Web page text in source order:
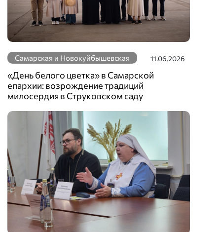
Самарская и Новокуйбышевская 11.06.2026
«День белого цветка» в Самарской
епархии: возрождение традиций
милосердия в Струковском саду